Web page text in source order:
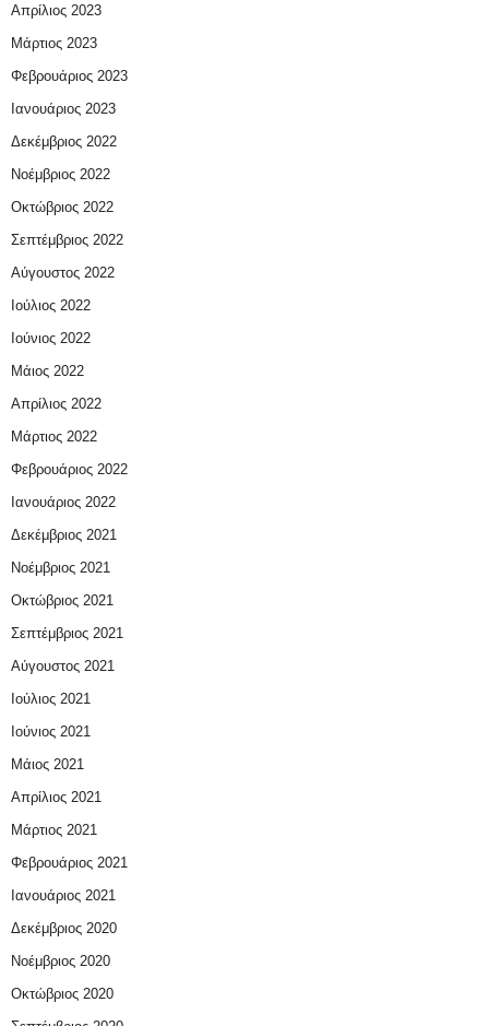
Απρίλιος 2023
Μάρτιος 2023
Φεβρουάριος 2023
Ιανουάριος 2023
Δεκέμβριος 2022
Νοέμβριος 2022
Οκτώβριος 2022
Σεπτέμβριος 2022
Αύγουστος 2022
Ιούλιος 2022
Ιούνιος 2022
Μάιος 2022
Απρίλιος 2022
Μάρτιος 2022
Φεβρουάριος 2022
Ιανουάριος 2022
Δεκέμβριος 2021
Νοέμβριος 2021
Οκτώβριος 2021
Σεπτέμβριος 2021
Αύγουστος 2021
Ιούλιος 2021
Ιούνιος 2021
Μάιος 2021
Απρίλιος 2021
Μάρτιος 2021
Φεβρουάριος 2021
Ιανουάριος 2021
Δεκέμβριος 2020
Νοέμβριος 2020
Οκτώβριος 2020